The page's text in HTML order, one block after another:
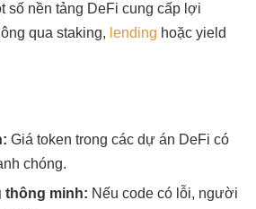
số nền tảng DeFi cung cấp lợi
qua staking, lending hoặc yield
Giá token trong các dự án DeFi có
chóng.
thông minh: Nếu code có lỗi, người